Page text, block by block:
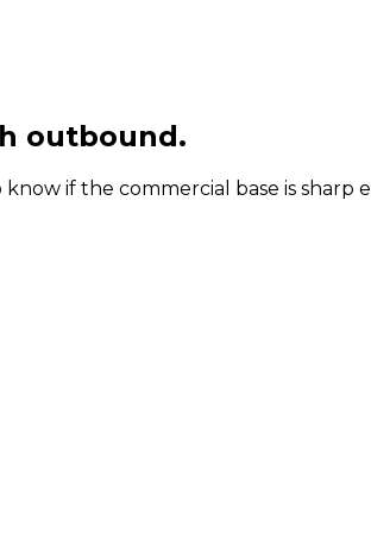
outbound.
if the commercial base is sharp